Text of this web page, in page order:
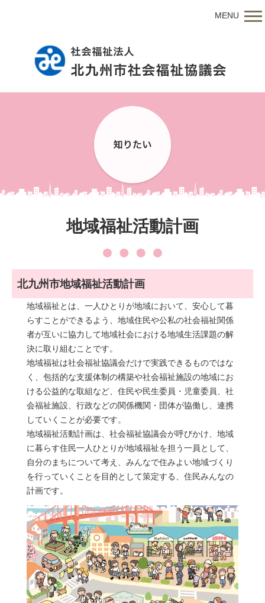
MENU
地域福祉活動計画
北九州市地域福祉活動計画
地域福祉とは、一人ひとりが地域において、安心して暮
らすことができるよう、地域住⺠や公私の社会福祉関係
者が互いに協力して地域社会における地域生活課題の解
決に取り組むことです。
地域福祉は社会福祉協議会だけで実践できるものではな
く、包括的な支援体制の構築や社会福祉施設の地域にお
ける公益的な取組など、住⺠や⺠生委員・児童委員、社
会福祉施設、行政などの関係機関・団体が協働し、連携
していくことが必要です。
地域福祉活動計画は、社会福祉協議会が呼びかけ、地域
に暮らす住⺠一人ひとりが地域福祉を担う一員として、
自分のまちについて考え、みんなで住みよい地域づくり
を行っていくことを目的として策定する、住⺠みんなの
計画です。